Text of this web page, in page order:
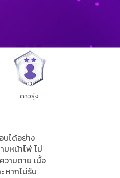
ดาวรุ่ง
บได้อย่าง
มหน้าไพ่ ไม่
ามตาย เนื้อ
หากไม่รับ